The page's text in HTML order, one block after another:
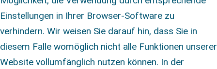
Einstellungen in Ihrer Browser-Software zu
verhindern. Wir weisen Sie darauf hin, dass Sie in
diesem Falle womöglich nicht alle Funktionen unserer
Website vollumfänglich nutzen können. In der